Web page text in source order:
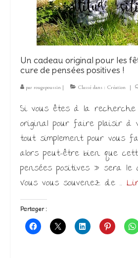
Un cadeau original pour les
cure de pensées positives !
par rougepoussin | Classé dans : Création |
Si vous êtes à la
original pour faire plaisir à
tout simplement pour vous
alors peut-être bien que
pensées positives » sera
Vous vous souvenez de …
Partager :